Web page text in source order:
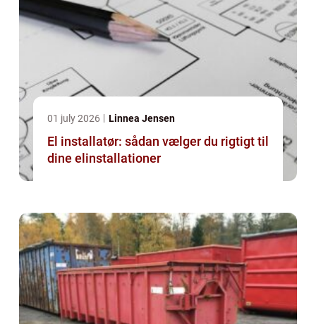
01 july 2026 Linnea Jensen
El installatør: sådan vælger du rigtigt til
dine elinstallationer